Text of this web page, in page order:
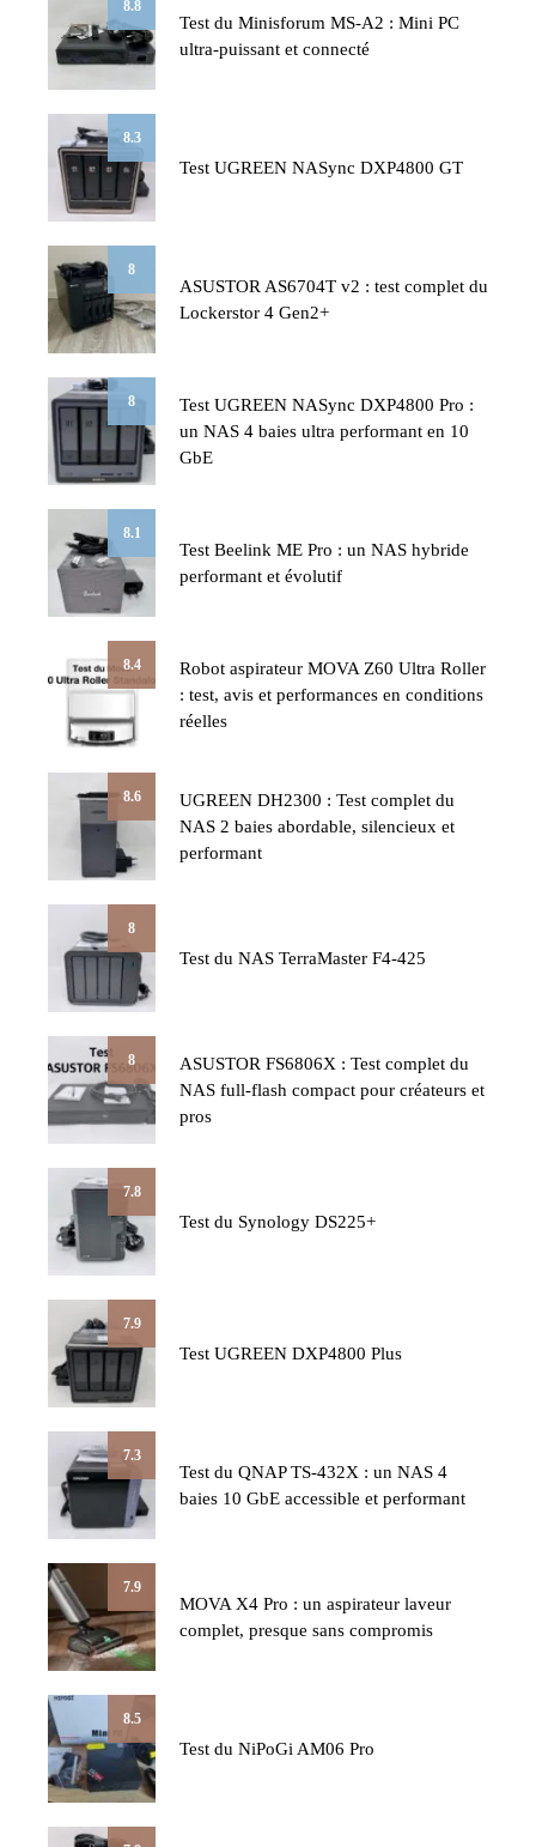
8.8
Test du Minisforum MS-A2 : Mini PC
ultra-puissant et connecté
8.3
Test UGREEN NASync DXP4800 GT
8
ASUSTOR AS6704T v2 : test complet du
Lockerstor 4 Gen2+
8
Test UGREEN NASync DXP4800 Pro :
un NAS 4 baies ultra performant en 10
GbE
8.1
Test Beelink ME Pro : un NAS hybride
performant et évolutif
8.4
Robot aspirateur MOVA Z60 Ultra Roller
: test, avis et performances en conditions
réelles
8.6
UGREEN DH2300 : Test complet du
NAS 2 baies abordable, silencieux et
performant
8
Test du NAS TerraMaster F4-425
8
ASUSTOR FS6806X : Test complet du
NAS full-flash compact pour créateurs et
pros
7.8
Test du Synology DS225+
7.9
Test UGREEN DXP4800 Plus
7.3
Test du QNAP TS-432X : un NAS 4
baies 10 GbE accessible et performant
7.9
MOVA X4 Pro : un aspirateur laveur
complet, presque sans compromis
8.5
Test du NiPoGi AM06 Pro